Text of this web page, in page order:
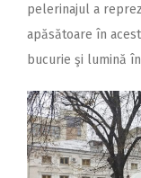
pelerinajul a
apăsătoare în
bucurie şi lumină